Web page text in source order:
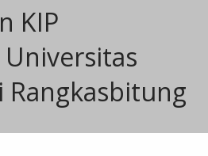
KIP
Rangkasbitung